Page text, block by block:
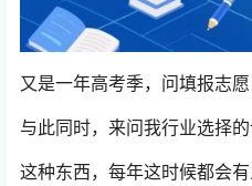
又是一年高考季，问填报志
与此同时，来问我行业选择的
这种东西，每年这时候都会